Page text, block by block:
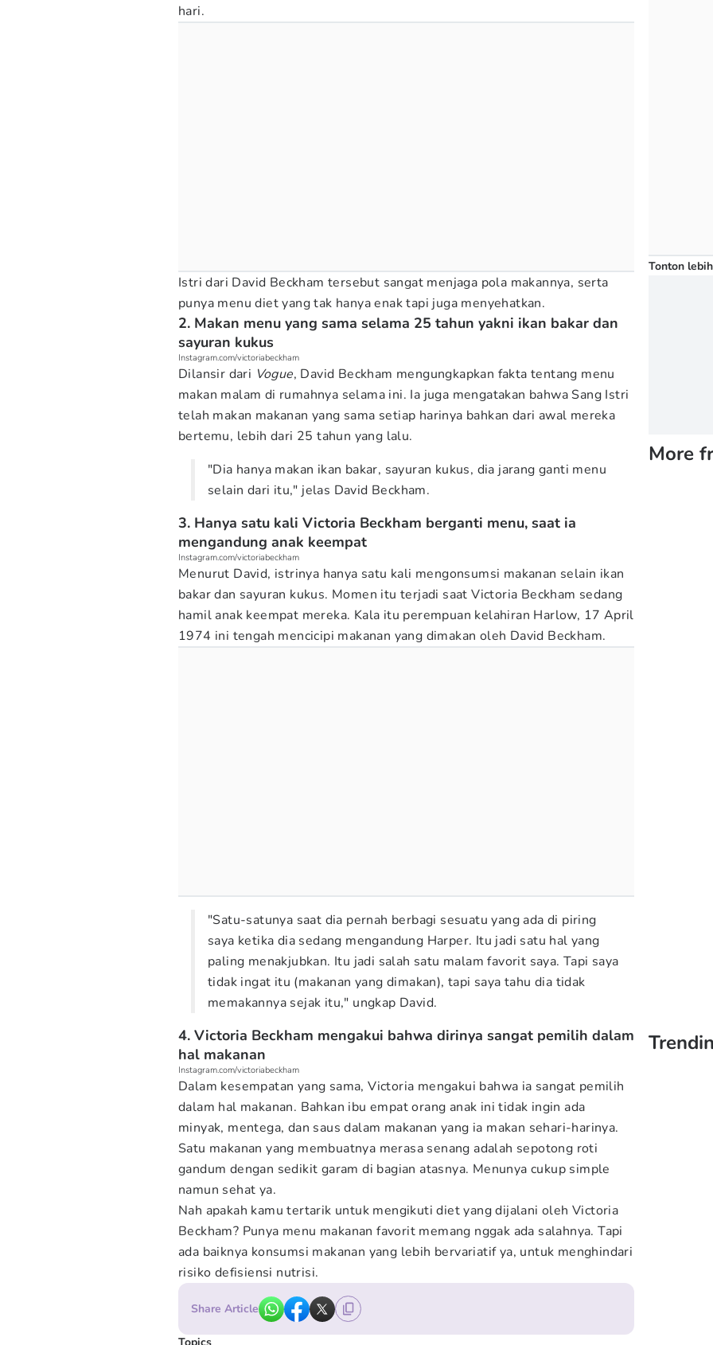
hari.
Istri dari David Beckham tersebut sangat menjaga pola makannya, serta
punya menu diet yang tak hanya enak tapi juga menyehatkan.
2. Makan menu yang sama selama 25 tahun yakni ikan bakar dan
sayuran kukus
Instagram.com/victoriabeckham
Dilansir dari Vogue, David Beckham mengungkapkan fakta tentang menu
makan malam di rumahnya selama ini. Ia juga mengatakan bahwa Sang Istri
telah makan makanan yang sama setiap harinya bahkan dari awal mereka
bertemu, lebih dari 25 tahun yang lalu.
"Dia hanya makan ikan bakar, sayuran kukus, dia jarang ganti menu
selain dari itu," jelas David Beckham.
3. Hanya satu kali Victoria Beckham berganti menu, saat ia
mengandung anak keempat
Instagram.com/victoriabeckham
Menurut David, istrinya hanya satu kali mengonsumsi makanan selain ikan
bakar dan sayuran kukus. Momen itu terjadi saat Victoria Beckham sedang
hamil anak keempat mereka. Kala itu perempuan kelahiran Harlow, 17 April
1974 ini tengah mencicipi makanan yang dimakan oleh David Beckham.
"Satu-satunya saat dia pernah berbagi sesuatu yang ada di piring
saya ketika dia sedang mengandung Harper. Itu jadi satu hal yang
paling menakjubkan. Itu jadi salah satu malam favorit saya. Tapi saya
tidak ingat itu (makanan yang dimakan), tapi saya tahu dia tidak
memakannya sejak itu," ungkap David.
4. Victoria Beckham mengakui bahwa dirinya sangat pemilih dalam
hal makanan
Instagram.com/victoriabeckham
Dalam kesempatan yang sama, Victoria mengakui bahwa ia sangat pemilih
dalam hal makanan. Bahkan ibu empat orang anak ini tidak ingin ada
minyak, mentega, dan saus dalam makanan yang ia makan sehari-harinya.
Satu makanan yang membuatnya merasa senang adalah sepotong roti
gandum dengan sedikit garam di bagian atasnya. Menunya cukup simple
namun sehat ya.
Nah apakah kamu tertarik untuk mengikuti diet yang dijalani oleh Victoria
Beckham? Punya menu makanan favorit memang nggak ada salahnya. Tapi
ada baiknya konsumsi makanan yang lebih bervariatif ya, untuk menghindari
risiko defisiensi nutrisi.
Share Article
Tonton
More